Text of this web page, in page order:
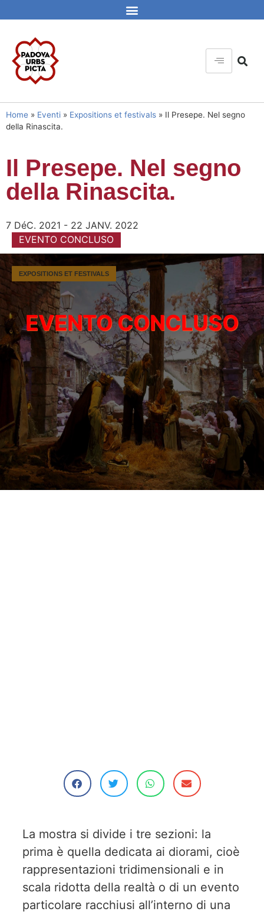
Home » Eventi » Expositions et festivals » Il Presepe. Nel segno
della Rinascita.
Il Presepe. Nel segno
della Rinascita.
7 DéC. 2021 - 22 JANV. 2022
EVENTO CONCLUSO
EXPOSITIONS ET FESTIVALS
La mostra si divide i tre sezioni: la
prima è quella dedicata ai diorami, cioè
rappresentazioni tridimensionali e in
scala ridotta della realtà o di un evento
particolare racchiusi all’interno di una